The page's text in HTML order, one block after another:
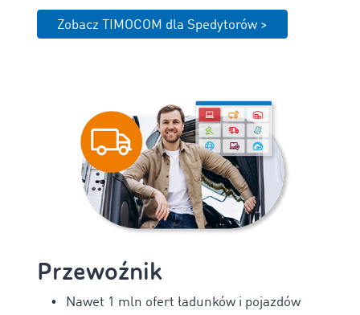
Zobacz TIMOCOM dla Spedytorów >
Przewoźnik
Nawet 1 mln ofert ładunków i pojazdów